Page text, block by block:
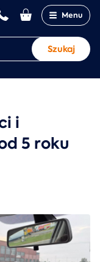
Menu
Szukaj
i
5 roku